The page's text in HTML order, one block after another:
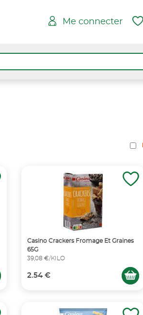
Me connecter
Casino Crackers Fromage Et Graines
65G
39,08 €/KILO
2.54 €